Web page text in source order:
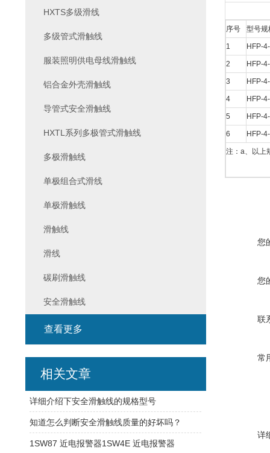
序号 型号规
1 HFP-
2 HFP-
3 HFP-
4 HFP-
5 HFP-
6 HFP-
注：a、以上
您
您
联
常
详
HXTS多级滑线
多级管式滑触线
服装照明供电母线滑触线
铝合金外壳滑触线
导管式安全滑触线
HXTL系列多极管式滑触线
多极滑触线
单极组合式滑线
单极滑触线
滑触线
滑线
碳刷滑触线
安全滑触线
查看更多
相关文章
详细介绍下安全滑触线的规格型号
知道怎么判断安全滑触线质量的好坏吗？
1SW87 近电报警器1SW4E 近电报警器